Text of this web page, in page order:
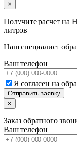
×
Получите расчет на
литров
Наш специалист
Ваш телефон
Я согласен на
×
Заказ обратного
Ваш телефон